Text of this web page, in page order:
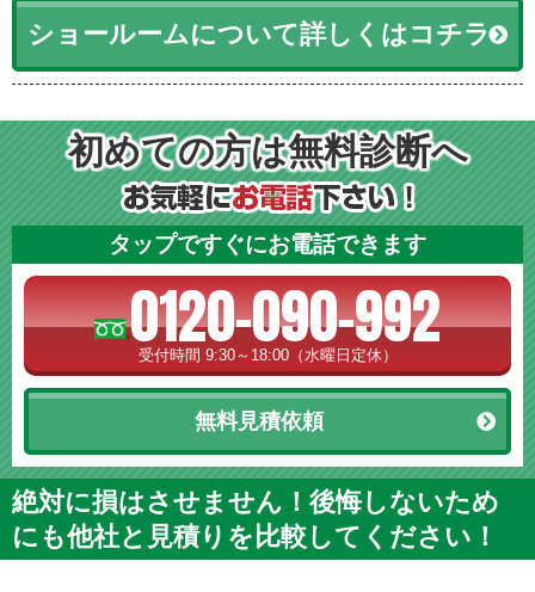
ショールームについて詳しくはコチラ
初めての方は無料診断へ
タップですぐにお電話できます
0120-090-992
受付時間 9:30～18:00（水曜日定休）
無料見積依頼
絶対に損はさせません！後悔しないため
にも他社と見積りを比較してください！